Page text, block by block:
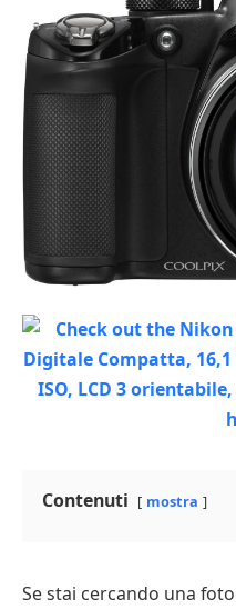
Contenuti mostra
Se stai cercando una